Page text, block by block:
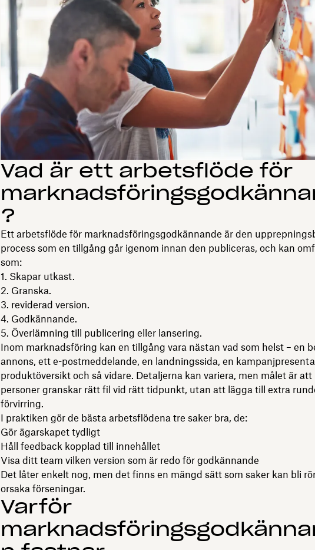
Vad är ett arbetsflöde för
?
Ett arbetsflöde för marknadsföringsgodkännande är den
process som en tillgång går igenom innan den publiceras, och kan
som:
Skapar utkast.
Granska.
reviderad version.
Godkännande.
Överlämning till publicering eller lansering.
Inom marknadsföring kan en tillgång vara nästan vad som helst – en
annons, ett e-postmeddelande, en landningssida, en
produktöversikt och så vidare. Detaljerna kan variera, men målet är
personer granskar rätt fil vid rätt tidpunkt, utan att lägga till extra
förvirring.
I praktiken gör de bästa arbetsflödena tre saker bra, de:
Gör ägarskapet tydligt
Håll feedback kopplad till innehållet
Visa ditt team vilken version som är redo för godkännande
Det låter enkelt nog, men det finns en mängd sätt som saker kan bli
orsaka förseningar.
Varför